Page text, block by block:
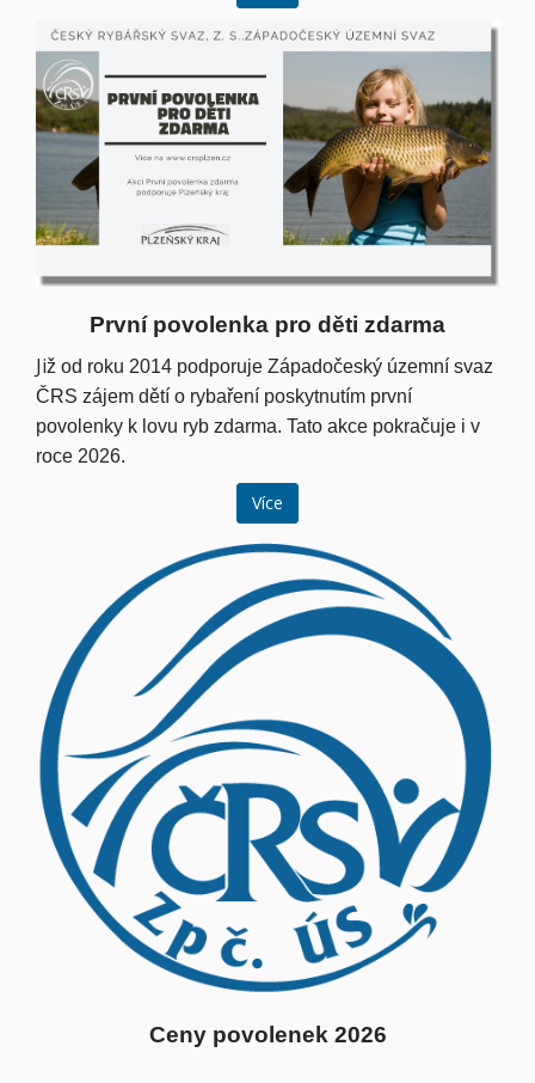
První povolenka pro děti zdarma
Již od roku 2014 podporuje Západočeský územní svaz
ČRS zájem dětí o rybaření poskytnutím první
povolenky k lovu ryb zdarma. Tato akce pokračuje i v
roce 2026.
Více
Ceny povolenek 2026